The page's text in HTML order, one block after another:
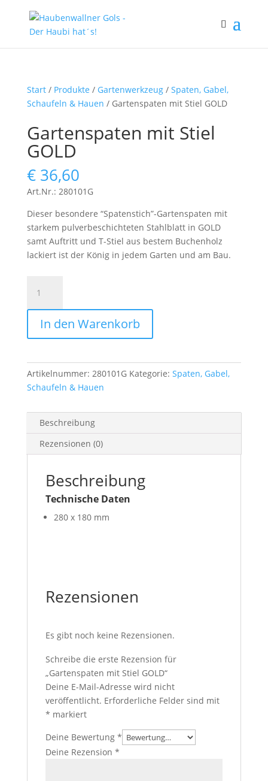
Start/ Produkte / Gartenwerkzeug/ Spaten, Gabel,
Schaufeln & Hauen / Gartenspaten mit Stiel GOLD
Gartenspaten mit Stiel
GOLD
€36,60
Art.Nr.: 280101G
Dieser besondere “Spatenstich”-Gartenspaten mit
starkem pulverbeschichteten Stahlblatt in GOLD
samt Auftritt und T-Stiel aus bestem Buchenholz
lackiert ist der König in jedem Garten und am Bau.
mit
Stiel
GOLD
Menge
In den Warenkorb
Artikelnummer: 280101G Kategorie: Spaten, Gabel,
Schaufeln & Hauen
Beschreibung
Rezensionen (0)
Beschreibung
Technische Daten
280 x 180 mm
Rezensionen
Es gibt noch keine Rezensionen.
Schreibe die erste Rezension für
„Gartenspaten mit Stiel GOLD“
Deine E-Mail-Adresse wird nicht
veröffentlicht. Erforderliche Felder sind mit
* markiert
Deine Bewertung *
Deine Rezension *